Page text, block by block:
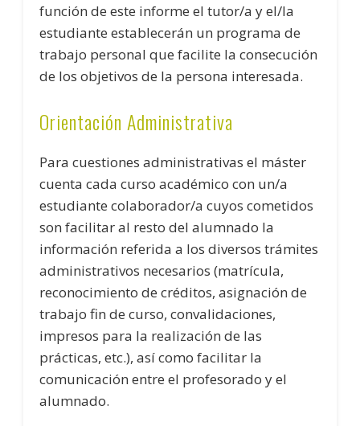
función de este informe el tutor/a y el/la
estudiante establecerán un programa de
trabajo personal que facilite la consecución
de los objetivos de la persona interesada.
Orientación Administrativa
Para cuestiones administrativas el máster
cuenta cada curso académico con un/a
estudiante colaborador/a cuyos cometidos
son facilitar al resto del alumnado la
información referida a los diversos trámites
administrativos necesarios (matrícula,
reconocimiento de créditos, asignación de
trabajo fin de curso, convalidaciones,
impresos para la realización de las
prácticas, etc.), así como facilitar la
comunicación entre el profesorado y el
alumnado.